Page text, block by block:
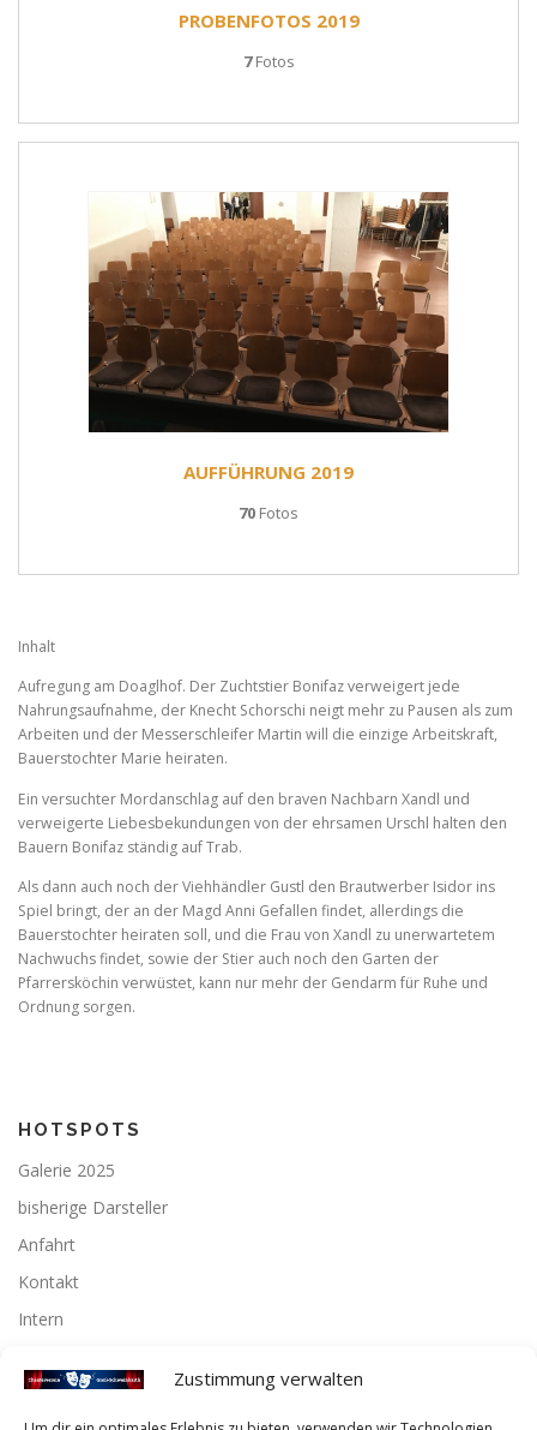
Zustimmung verwalten
PROBENFOTOS 2019
7Fotos
AUFFÜHRUNG 2019
70 Fotos
Inhalt
Aufregung am Doaglhof. Der Zuchtstier Bonifaz verweigert jede
Nahrungsaufnahme, der Knecht Schorschi neigt mehr zu Pausen als zum
Arbeiten und der Messerschleifer Martin will die einzige Arbeitskraft,
Bauerstochter Marie heiraten.
Ein versuchter Mordanschlag auf den braven Nachbarn Xandl und
verweigerte Liebesbekundungen von der ehrsamen Urschl halten den
Bauern Bonifaz ständig auf Trab.
Als dann auch noch der Viehhändler Gustl den Brautwerber Isidor ins
Spiel bringt, der an der Magd Anni Gefallen findet, allerdings die
Bauerstochter heiraten soll, und die Frau von Xandl zu unerwartetem
Nachwuchs findet, sowie der Stier auch noch den Garten der
Pfarrersköchin verwüstet, kann nur mehr der Gendarm für Ruhe und
Ordnung sorgen.
HOTSPOTS
Galerie 2025
bisherige Darsteller
Anfahrt
Kontakt
Intern